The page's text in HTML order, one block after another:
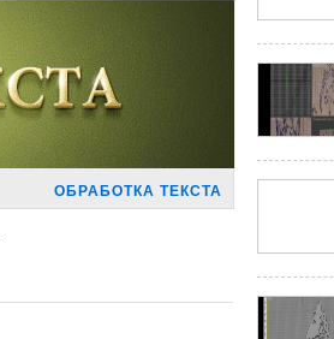
ОБРАБОТКА ТЕКСТА